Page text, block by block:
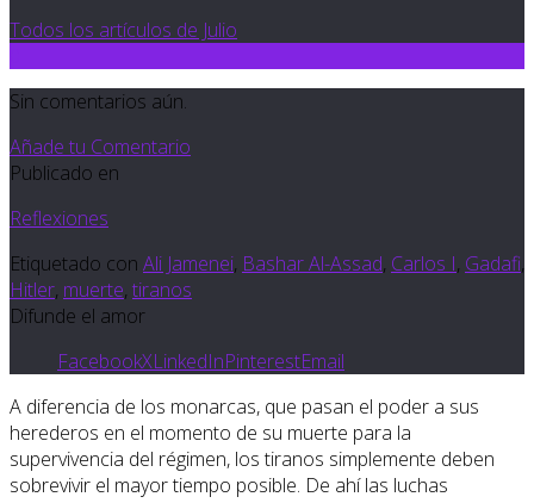
Todos los artículos de Julio
Sin comentarios aún.
Añade tu Comentario
Publicado en
Reflexiones
Etiquetado con Ali Jamenei, Bashar Al-Assad, Carlos I, Gadafi,
Hitler, muerte, tiranos
Difunde el amor
FacebookXLinkedInPinterestEmail
A diferencia de los monarcas, que pasan el poder a sus
herederos en el momento de su muerte para la
supervivencia del régimen, los tiranos simplemente deben
sobrevivir el mayor tiempo posible. De ahí las luchas